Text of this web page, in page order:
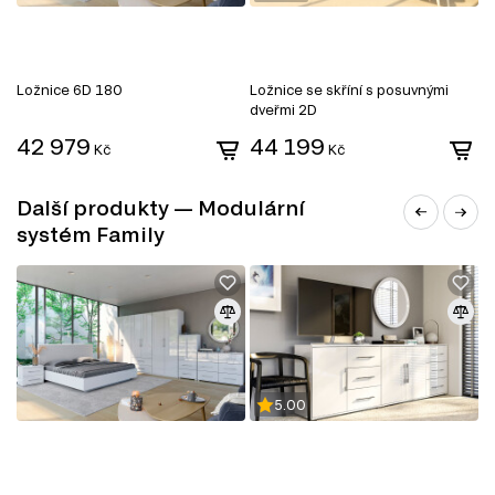
Kancelářské stoly
Ložnice 6D 180
42 979 Kč
Ložnice se skříní s posuvnými
dveřmi 2D
44 199 Kč
Další produkty — Modulární
systém Family
5.00